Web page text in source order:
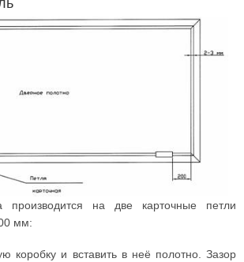
производится на две карточные петли
мм:
коробку и вставить в неё полотно. Зазор